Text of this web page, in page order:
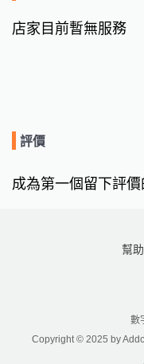
店家目前暫無服務
評價
成為第一個留下評價
幫
數
Copyright © 2025 by